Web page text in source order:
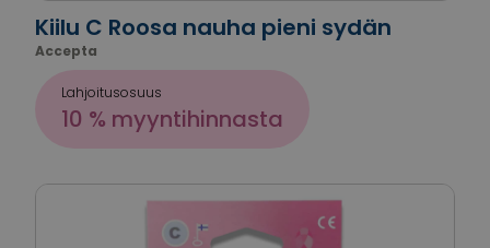
Kiilu C Roosa nauha pieni sydän
Accepta
Lahjoitusosuus
10 % myyntihinnasta